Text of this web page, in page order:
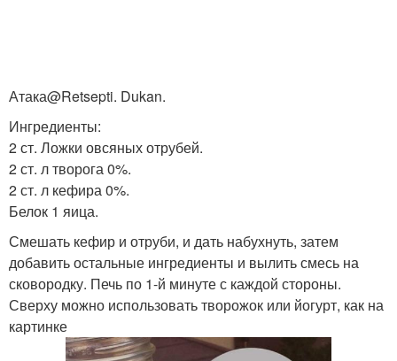
Атака@Retsepti. Dukan.
Ингредиенты:
2 ст. Ложки овсяных отрубей.
2 ст. л творога 0%.
2 ст. л кефира 0%.
Белок 1 яица.
Смешать кефир и отруби, и дать набухнуть, затем
добавить остальные ингредиенты и вылить смесь на
сковородку. Печь по 1-й минуте с каждой стороны.
Сверху можно использовать творожок или йогурт, как на
картинке